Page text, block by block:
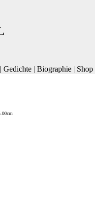
| Gedichte | Biographie | Shop